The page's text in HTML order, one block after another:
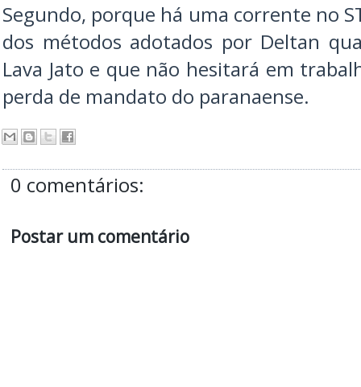
Segundo, porque há uma corrente no
dos métodos adotados por Deltan
Lava Jato e que não hesitará em
perda de mandato do paranaense.
0 comentários:
Postar um comentário